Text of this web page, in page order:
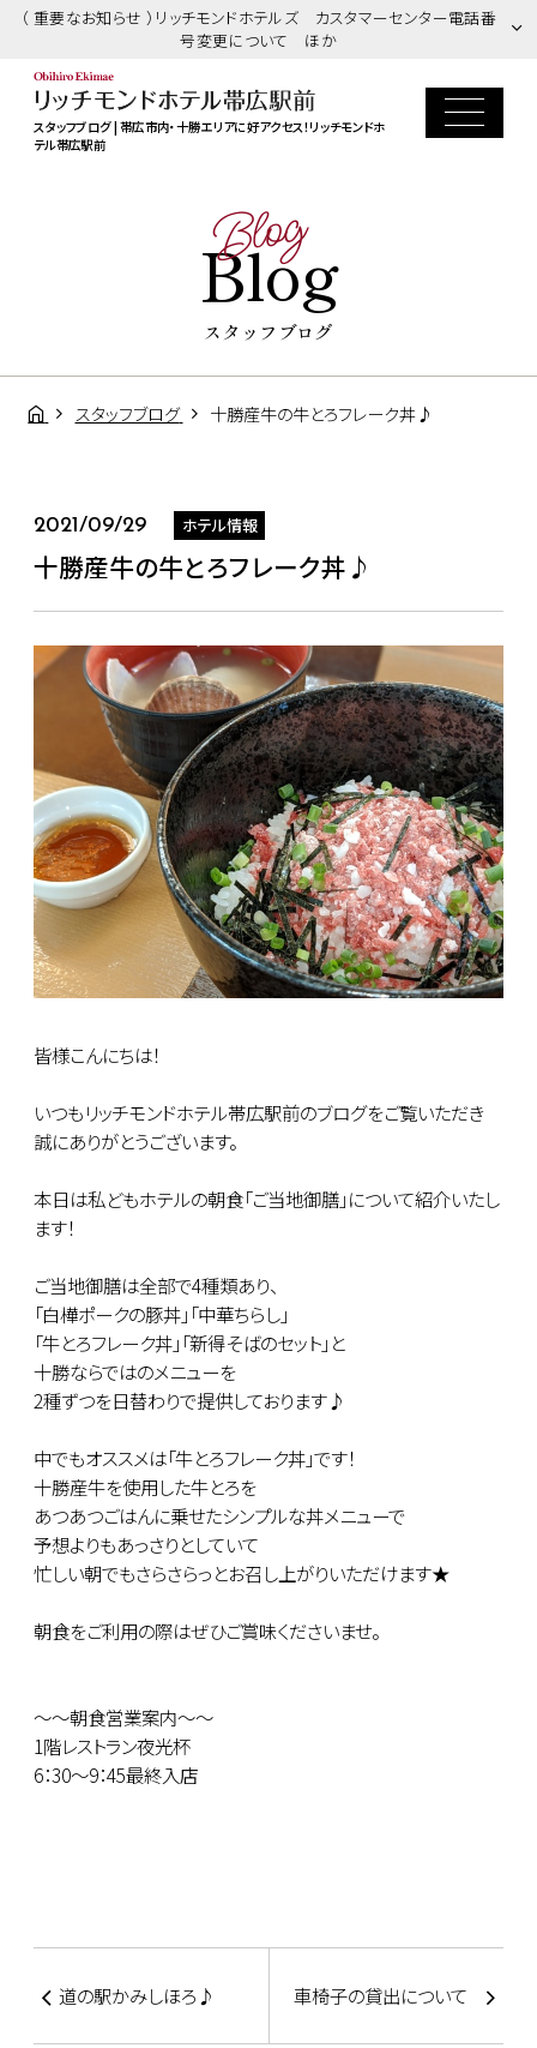
（ 重要なお知らせ ）リッチモンドホテルズ カスタマーセンター電話番
号変更について ほか
スタッフブログ | 帯広市内・十勝エリアに好アクセス！リッチモンドホ
テル帯広駅前
Blog
Blog
スタッフブログ
スタッフブログ 十勝産牛の牛とろフレーク丼♪
2021/09/29 ホテル情報
十勝産牛の牛とろフレーク丼♪
皆様こんにちは！
いつもリッチモンドホテル帯広駅前のブログをご覧いただき
誠にありがとうございます。
本日は私どもホテルの朝食「ご当地御膳」について紹介いたし
ます！
ご当地御膳は全部で4種類あり、
「白樺ポークの豚丼」「中華ちらし」
「牛とろフレーク丼」「新得そばのセット」と
十勝ならではのメニューを
2種ずつを日替わりで提供しております♪
中でもオススメは「牛とろフレーク丼」です！
十勝産牛を使用した牛とろを
あつあつごはんに乗せたシンプルな丼メニューで
予想よりもあっさりとしていて
忙しい朝でもさらさらっとお召し上がりいただけます★
朝食をご利用の際はぜひご賞味くださいませ。
～～朝食営業案内～～
1階レストラン夜光杯
6：30～9：45最終入店
道の駅かみしほろ♪ 車椅子の貸出について